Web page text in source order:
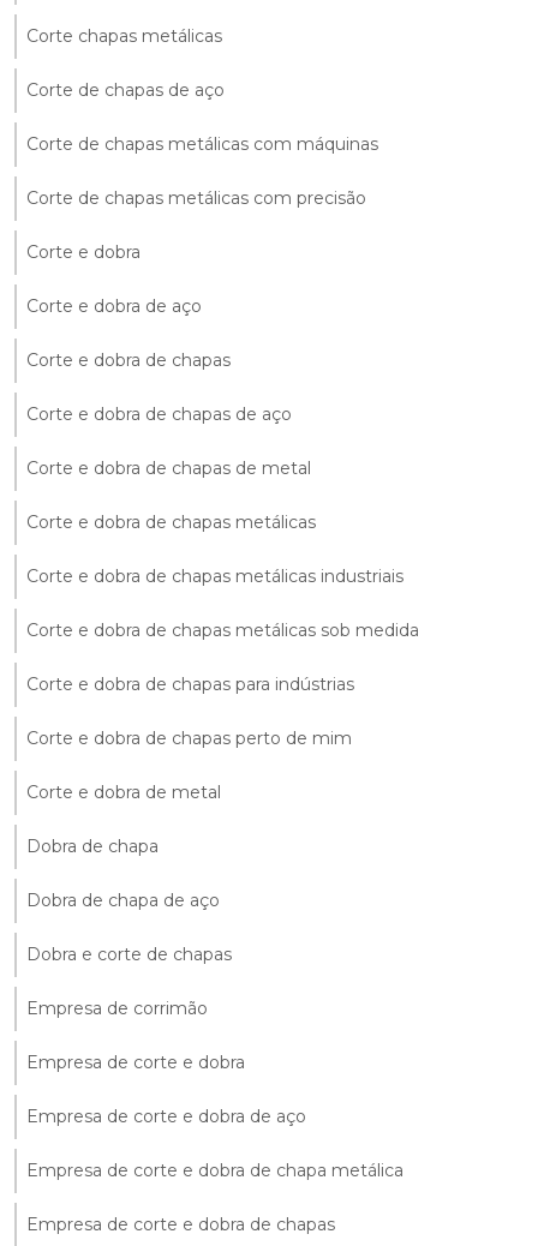
Corte chapas metálicas
Corte de chapas de aço
Corte de chapas metálicas com máquinas
Corte de chapas metálicas com precisão
Corte e dobra
Corte e dobra de aço
Corte e dobra de chapas
Corte e dobra de chapas de aço
Corte e dobra de chapas de metal
Corte e dobra de chapas metálicas
Corte e dobra de chapas metálicas industriais
Corte e dobra de chapas metálicas sob medida
Corte e dobra de chapas para indústrias
Corte e dobra de chapas perto de mim
Corte e dobra de metal
Dobra de chapa
Dobra de chapa de aço
Dobra e corte de chapas
Empresa de corrimão
Empresa de corte e dobra
Empresa de corte e dobra de aço
Empresa de corte e dobra de chapa metálica
Empresa de corte e dobra de chapas